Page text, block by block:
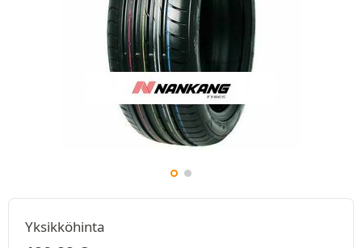
Yksikköhinta